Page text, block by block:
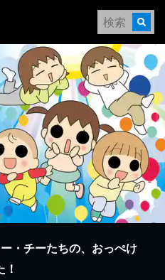
・チーたちの、おっぺけ